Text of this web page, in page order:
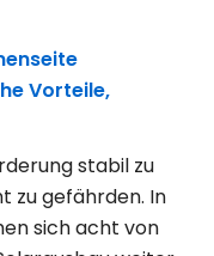
Vorteile,
stabil zu
zu gefährden. In
sich acht von